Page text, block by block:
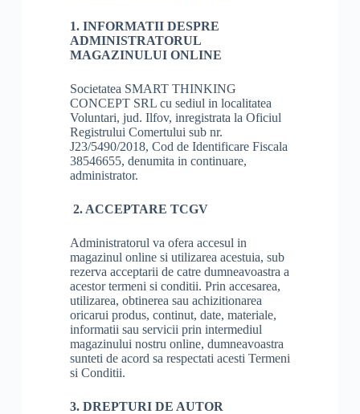
1. INFORMATII DESPRE
ADMINISTRATORUL
MAGAZINULUI ONLINE
Societatea SMART THINKING
CONCEPT SRL cu sediul in localitatea
Voluntari, jud. Ilfov, inregistrata la Oficiul
Registrului Comertului sub nr.
J23/5490/2018, Cod de Identificare Fiscala
38546655, denumita in continuare,
administrator.
2. ACCEPTARE TCGV
Administratorul va ofera accesul in
magazinul online si utilizarea acestuia, sub
rezerva acceptarii de catre dumneavoastra a
acestor termeni si conditii. Prin accesarea,
utilizarea, obtinerea sau achizitionarea
oricarui produs, continut, date, materiale,
informatii sau servicii prin intermediul
magazinului nostru online, dumneavoastra
sunteti de acord sa respectati acesti Termeni
si Conditii.
3. DREPTURI DE AUTOR